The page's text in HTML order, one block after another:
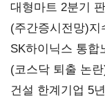
대형마트 2분기
(주간증시전망)
SK하이닉스 통
불만 확산
(코스닥 퇴출 논
당장 퇴출?…시간
건설 한계기업 5